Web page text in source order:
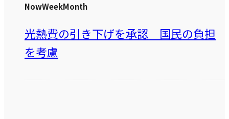
NowWeekMonth
光熱費の引き下げを承認 国民の負担
を考慮